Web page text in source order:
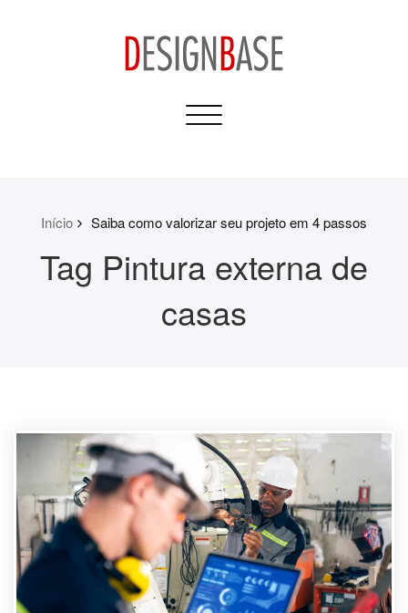
Toggle
Início Saiba como valorizar seu projeto em 4 passos
Tag Pintura externa de
casas